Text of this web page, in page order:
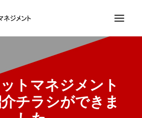
トマネジメント
チラシができま